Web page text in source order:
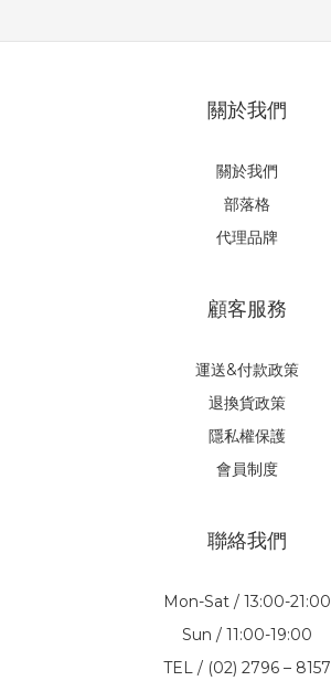
關於我們
關於我們
部落格
代理品牌
顧客服務
運送&付款政策
退換貨政策
隱私權保護
會員制度
聯絡我們
Mon-Sat / 13:00-21:00
Sun / 11:00-19:00
TEL / (02) 2796 – 8157